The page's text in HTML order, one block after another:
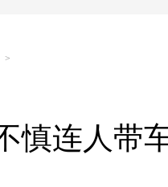
>
慎连人带